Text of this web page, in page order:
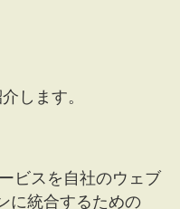
します。
ビスを自社のウェブ
に統合するための